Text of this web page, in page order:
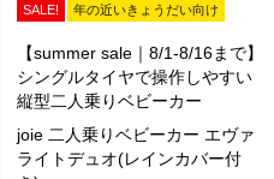
SALE! 年の近いきょうだい向け
【summer sale｜8/1-8/16まで】
シングルタイヤで操作しやすい
縦型二人乗りベビーカー
joie 二人乗りベビーカー エヴァ
ライトデュオ(レインカバー付